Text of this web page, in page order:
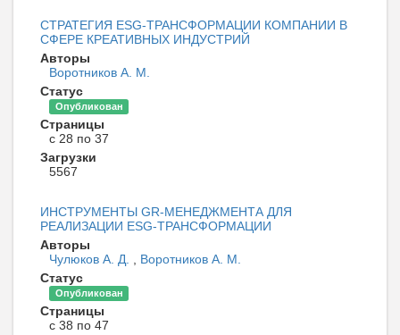
СТРАТЕГИЯ ESG-ТРАНСФОРМАЦИИ КОМПАНИИ В
СФЕРЕ КРЕАТИВНЫХ ИНДУСТРИЙ
Авторы
Воротников А. М.
Статус
Опубликован
Страницы
с 28 по 37
Загрузки
5567
ИНСТРУМЕНТЫ GR-МЕНЕДЖМЕНТА ДЛЯ
РЕАЛИЗАЦИИ ESG-ТРАНСФОРМАЦИИ
Авторы
Чулюков А. Д.
Воротников А. М.
Статус
Опубликован
Страницы
с 38 по 47